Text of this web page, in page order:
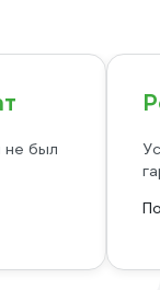
не был